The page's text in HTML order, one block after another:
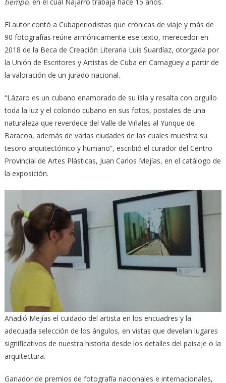
El autor contó a Cubaperiodistas que crónicas de viaje y más de
90 fotografías reúne armónicamente ese texto, merecedor en
2018 de la Beca de Creación Literaria Luis Suardíaz, otorgada por
la Unión de Escritores y Artistas de Cuba en Camagüey a partir de
la valoración de un jurado nacional.
“Lázaro es un cubano enamorado de su isla y resalta con orgullo
toda la luz y el colorido cubano en sus fotos, postales de una
naturaleza que reverdece del Valle de Viñales al Yunque de
Baracoa, además de varias ciudades de las cuales muestra su
tesoro arquitectónico y humano”, escribió el curador del Centro
Provincial de Artes Plásticas, Juan Carlos Mejías, en el catálogo de
la exposición.
Añadió Mejías el cuidado del artista en los encuadres y la
adecuada selección de los ángulos, en vistas que develan lugares
significativos de nuestra historia desde los detalles del paisaje o la
arquitectura.
Ganador de premios de fotografía nacionales e internacionales,